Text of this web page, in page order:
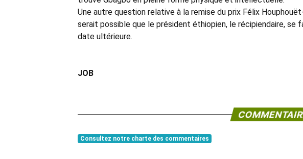
Une autre question relative à la remise du prix Félix
serait possible que le président éthiopien, le récipiendaire, se
date ultérieure.
JOB
Consultez notre charte des commentaires